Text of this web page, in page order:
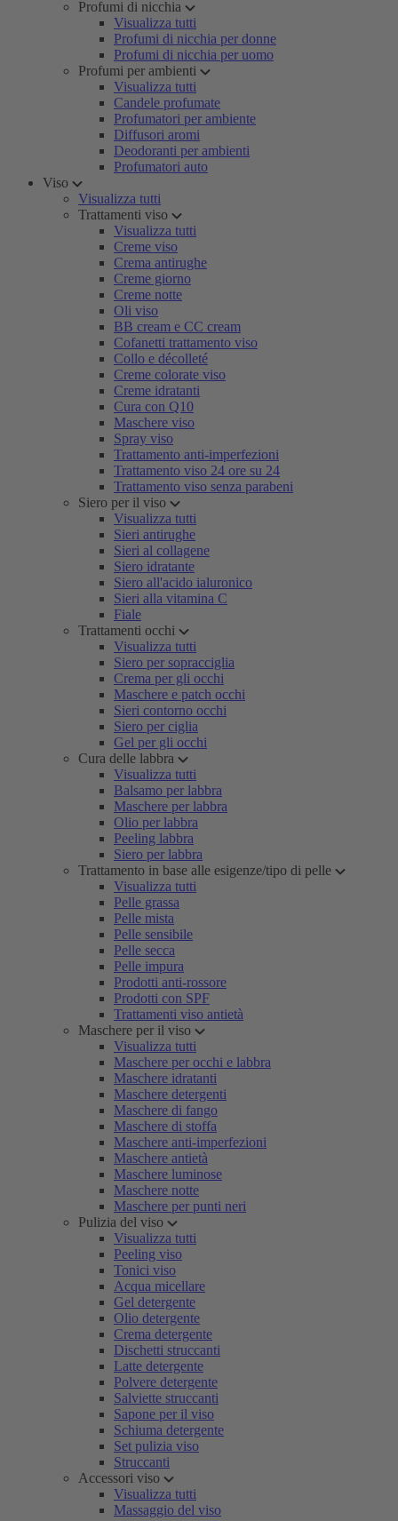
Profumi di nicchia
Visualizza tutti
Profumi di nicchia per donne
Profumi di nicchia per uomo
Profumi per ambienti
Visualizza tutti
Candele profumate
Profumatori per ambiente
Diffusori aromi
Deodoranti per ambienti
Profumatori auto
Viso
Visualizza tutti
Trattamenti viso
Visualizza tutti
Creme viso
Crema antirughe
Creme giorno
Creme notte
Oli viso
BB cream e CC cream
Cofanetti trattamento viso
Collo e décolleté
Creme colorate viso
Creme idratanti
Cura con Q10
Maschere viso
Spray viso
Trattamento anti-imperfezioni
Trattamento viso 24 ore su 24
Trattamento viso senza parabeni
Siero per il viso
Visualizza tutti
Sieri antirughe
Sieri al collagene
Siero idratante
Siero all'acido ialuronico
Sieri alla vitamina C
Fiale
Trattamenti occhi
Visualizza tutti
Siero per sopracciglia
Crema per gli occhi
Maschere e patch occhi
Sieri contorno occhi
Siero per ciglia
Gel per gli occhi
Cura delle labbra
Visualizza tutti
Balsamo per labbra
Maschere per labbra
Olio per labbra
Peeling labbra
Siero per labbra
Trattamento in base alle esigenze/tipo di pelle
Visualizza tutti
Pelle grassa
Pelle mista
Pelle sensibile
Pelle secca
Pelle impura
Prodotti anti-rossore
Prodotti con SPF
Trattamenti viso antietà
Maschere per il viso
Visualizza tutti
Maschere per occhi e labbra
Maschere idratanti
Maschere detergenti
Maschere di fango
Maschere di stoffa
Maschere anti-imperfezioni
Maschere antietà
Maschere luminose
Maschere notte
Maschere per punti neri
Pulizia del viso
Visualizza tutti
Peeling viso
Tonici viso
Acqua micellare
Gel detergente
Olio detergente
Crema detergente
Dischetti struccanti
Latte detergente
Polvere detergente
Salviette struccanti
Sapone per il viso
Schiuma detergente
Set pulizia viso
Struccanti
Accessori viso
Visualizza tutti
Massaggio del viso